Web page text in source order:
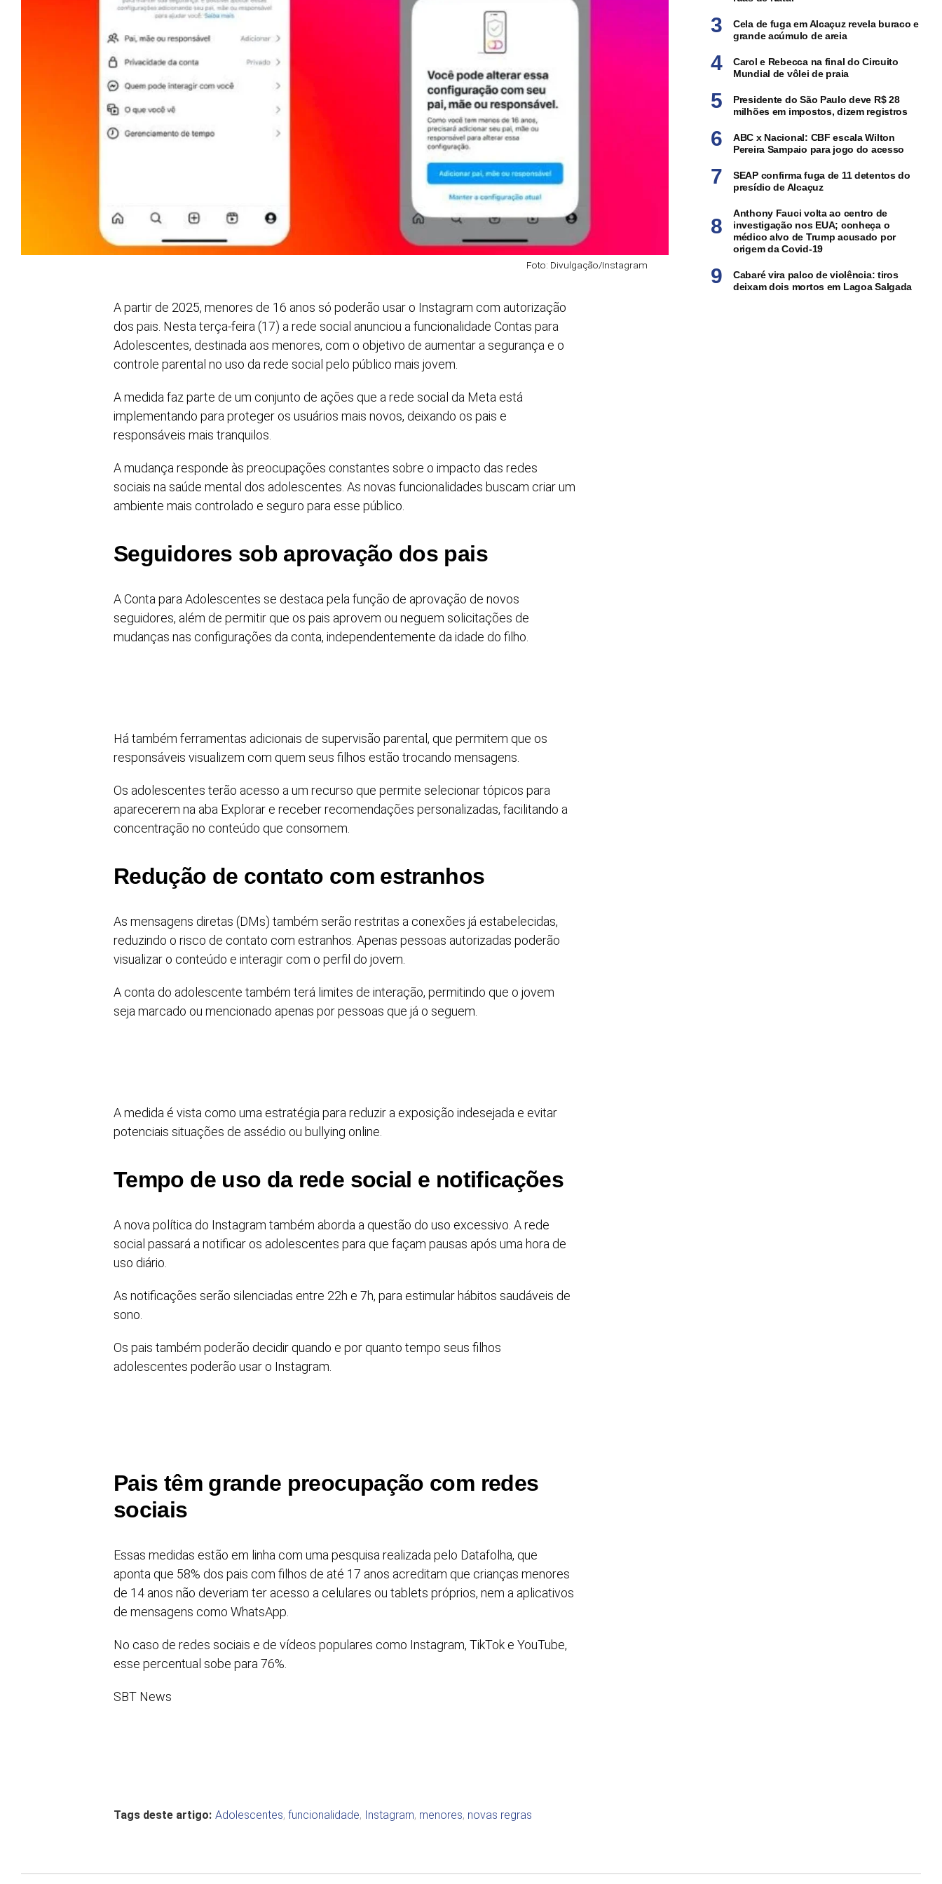
Foto: Divulgação/Instagram
A partir de 2025, menores de 16 anos só poderão usar o Instagram com autorização
dos pais. Nesta terça-feira (17) a rede social anunciou a funcionalidade Contas para
Adolescentes, destinada aos menores, com o objetivo de aumentar a segurança e o
controle parental no uso da rede social pelo público mais jovem.
A medida faz parte de um conjunto de ações que a rede social da Meta está
implementando para proteger os usuários mais novos, deixando os pais e
responsáveis mais tranquilos.
A mudança responde às preocupações constantes sobre o impacto das redes
sociais na saúde mental dos adolescentes. As novas funcionalidades buscam criar um
ambiente mais controlado e seguro para esse público.
Seguidores sob aprovação dos pais
A Conta para Adolescentes se destaca pela função de aprovação de novos
seguidores, além de permitir que os pais aprovem ou neguem solicitações de
mudanças nas configurações da conta, independentemente da idade do filho.
Há também ferramentas adicionais de supervisão parental, que permitem que os
responsáveis visualizem com quem seus filhos estão trocando mensagens.
Os adolescentes terão acesso a um recurso que permite selecionar tópicos para
aparecerem na aba Explorar e receber recomendações personalizadas, facilitando a
concentração no conteúdo que consomem.
Redução de contato com estranhos
As mensagens diretas (DMs) também serão restritas a conexões já estabelecidas,
reduzindo o risco de contato com estranhos. Apenas pessoas autorizadas poderão
visualizar o conteúdo e interagir com o perfil do jovem.
A conta do adolescente também terá limites de interação, permitindo que o jovem
seja marcado ou mencionado apenas por pessoas que já o seguem.
A medida é vista como uma estratégia para reduzir a exposição indesejada e evitar
potenciais situações de assédio ou bullying online.
Tempo de uso da rede social e notificações
A nova política do Instagram também aborda a questão do uso excessivo. A rede
social passará a notificar os adolescentes para que façam pausas após uma hora de
uso diário.
As notificações serão silenciadas entre 22h e 7h, para estimular hábitos saudáveis de
sono.
Os pais também poderão decidir quando e por quanto tempo seus filhos
adolescentes poderão usar o Instagram.
Pais têm grande preocupação com redes
sociais
Essas medidas estão em linha com uma pesquisa realizada pelo Datafolha, que
aponta que 58% dos pais com filhos de até 17 anos acreditam que crianças menores
de 14 anos não deveriam ter acesso a celulares ou tablets próprios, nem a aplicativos
de mensagens como WhatsApp.
No caso de redes sociais e de vídeos populares como Instagram, TikTok e YouTube,
esse percentual sobe para 76%.
SBT News
Tags deste artigo: Adolescentes, funcionalidade, Instagram, menores, novas regras
Cela de fuga em Alcaçuz revela buraco e
grande acúmulo de areia
Carol e Rebecca na final do Circuito
Mundial de vôlei de praia
Presidente do São Paulo deve R$ 28
milhões em impostos, dizem registros
ABC x Nacional: CBF escala Wilton
Pereira Sampaio para jogo do acesso
SEAP confirma fuga de 11 detentos do
presídio de Alcaçuz
Anthony Fauci volta ao centro de
investigação nos EUA; conheça o
médico alvo de Trump acusado por
origem da Covid-19
Cabaré vira palco de violência: tiros
deixam dois mortos em Lagoa Salgada